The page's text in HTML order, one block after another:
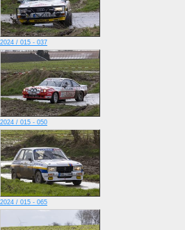
2024 / 015 - 037
2024 / 015 - 050
2024 / 015 - 065